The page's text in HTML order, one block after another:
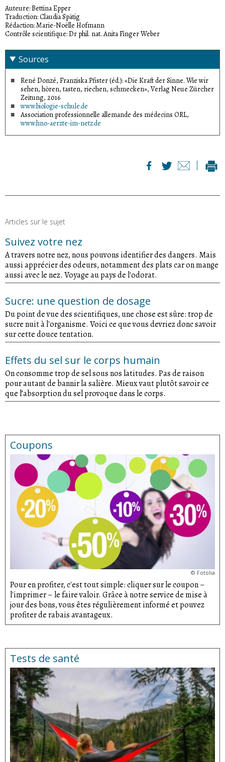
Auteure: Bettina Epper
Traduction: Claudia Spätig
Rédaction: Marie-Noëlle Hofmann
Contrôle scientifique: Dr phil. nat. Anita Finger Weber
Sources
René Donzé, Franziska Pfister (éd.): «Die Kraft der Sinne. Wie wir
sehen, hören, tasten, riechen, schmecken», Verlag Neue Zürcher
Zeitung, 2016
www.biologie-schule.de
Association professionnelle allemande des médecins ORL,
www.hno-aerzte-im-netz.de
Articles sur le sujet
Suivez votre nez
A travers notre nez, nous pouvons identifier des dangers. Mais
aussi apprécier des odeurs, notamment des plats car on mange
aussi avec le nez. Voyage au pays de l'odorat.
Sucre: une question de dosage
Du point de vue des scientifiques, une chose est sûre: trop de
sucre nuit à l'organisme. Voici ce que vous devriez donc savoir
sur cette douce tentation.
Effets du sel sur le corps humain
On consomme trop de sel sous nos latitudes. Pas de raison
pour autant de bannir la salière. Mieux vaut plutôt savoir ce
que l’absorption du sel provoque dans le corps.
Coupons
© Fotolia
Pour en profiter, c'est tout simple: cliquer sur le coupon –
l'imprimer – le faire valoir. Grâce à notre service de mise à
jour des bons, vous êtes régulièrement informé et pouvez
profiter de rabais avantageux.
Tests de santé